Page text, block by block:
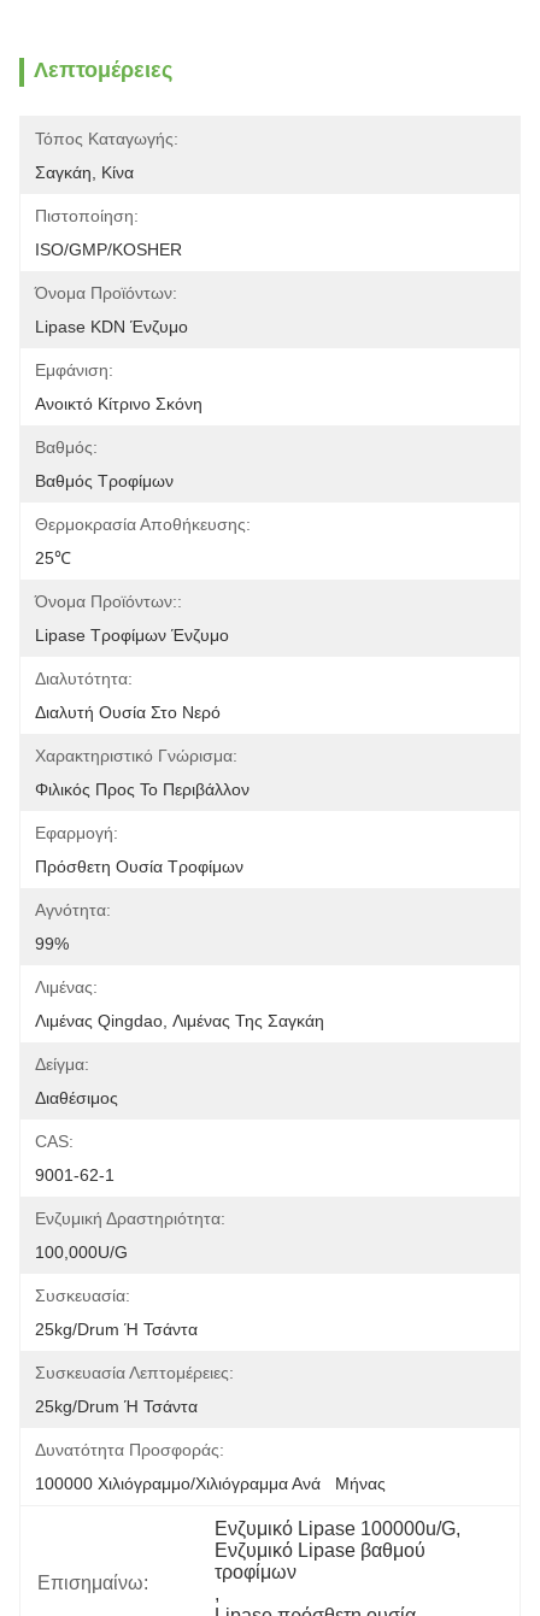
Λεπτομέρειες
Τόπος Καταγωγής:
Σαγκάη, Κίνα
Πιστοποίηση:
ISO/GMP/KOSHER
Όνομα Προϊόντων:
Lipase KDN Ένζυμο
Εμφάνιση:
Ανοικτό Κίτρινο Σκόνη
Βαθμός:
Βαθμός Τροφίμων
Θερμοκρασία Αποθήκευσης:
25℃
Όνομα Προϊόντων::
Lipase Τροφίμων Ένζυμο
Διαλυτότητα:
Διαλυτή Ουσία Στο Νερό
Χαρακτηριστικό Γνώρισμα:
Φιλικός Προς Το Περιβάλλον
Εφαρμογή:
Πρόσθετη Ουσία Τροφίμων
Αγνότητα:
99%
Λιμένας:
Λιμένας Qingdao, Λιμένας Της Σαγκάη
Δείγμα:
Διαθέσιμος
CAS:
9001-62-1
Ενζυμική Δραστηριότητα:
100,000U/G
Συσκευασία:
25kg/drum Ή Τσάντα
Συσκευασία Λεπτομέρειες:
25kg/drum Ή Τσάντα
Δυνατότητα Προσφοράς:
100000 Χιλιόγραμμο/χιλιόγραμμα Ανά   Μήνας
Επισημαίνω:
Ενζυμικό Lipase 100000u/G,
Ενζυμικό Lipase βαθμού
τροφίμων
,